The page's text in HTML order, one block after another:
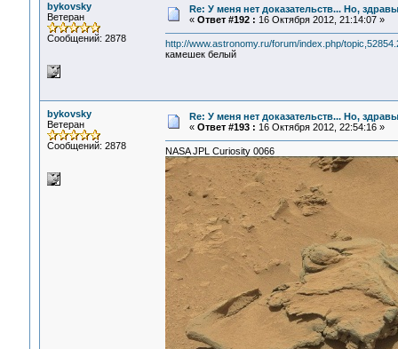
bykovsky
Ветеран
Сообщений: 2878
Re: У меня нет доказательств... Но,
« Ответ #192 : 16 Октября 2012, 21:14:07 »
http://www.astronomy.ru/forum/index.php/
камешек белый
bykovsky
Ветеран
Сообщений: 2878
Re: У меня нет доказательств... Но,
« Ответ #193 : 16 Октября 2012, 22:54:16 »
NASA JPL Curiosity 0066